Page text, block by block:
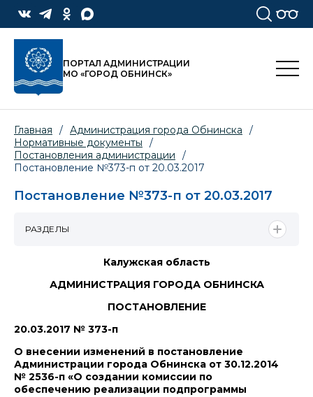
ПОРТАЛ АДМИНИСТРАЦИИ
МО «ГОРОД ОБНИНСК»
Главная / Администрация города Обнинска
/
Нормативные документы
/
Постановления администрации
/
Постановление №373-п от 20.03.2017
Постановление №373-п от 20.03.2017
Калужская область
АДМИНИСТРАЦИЯ ГОРОДА ОБНИНСКА
ПОСТАНОВЛЕНИЕ
20.03.2017 № 373-п
О внесении изменений в постановление
Администрации города Обнинска от 30.12.2014
№ 2536-п «О создании комиссии по
обеспечению реализации подпрограммы
РАЗДЕЛЫ